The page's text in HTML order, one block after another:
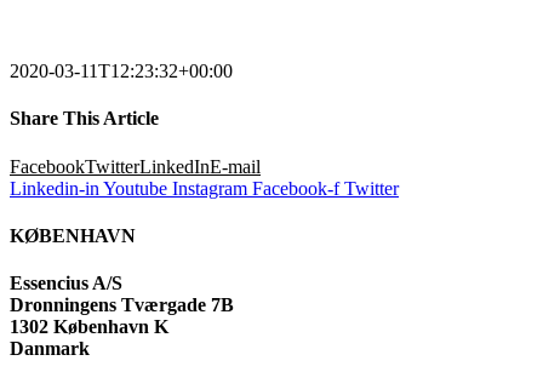
2020-03-11T12:23:32+00:00
Share This Article
FacebookTwitterLinkedInE-mail
Linkedin-in Youtube Instagram Facebook-f Twitter
KØBENHAVN
Essencius A/S
Dronningens Tværgade 7B
1302 København K
Danmark